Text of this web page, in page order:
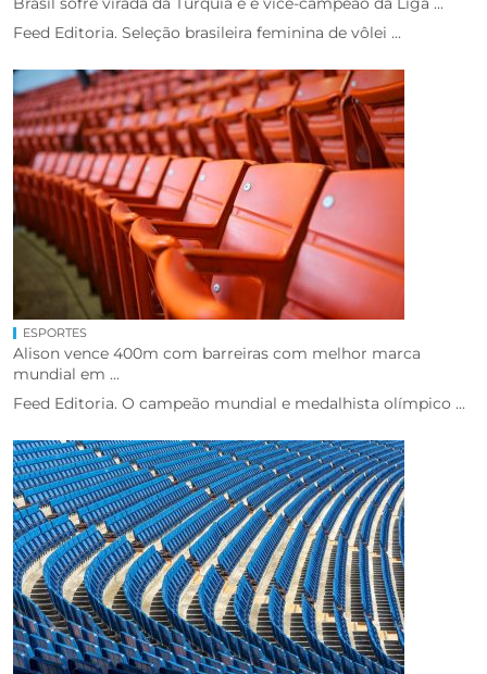
Feed Editoria. Seleção brasileira feminina de vôlei ...
ESPORTES
Alison vence 400m com barreiras com melhor marca
mundial em ...
Feed Editoria. O campeão mundial e medalhista olímpico ...